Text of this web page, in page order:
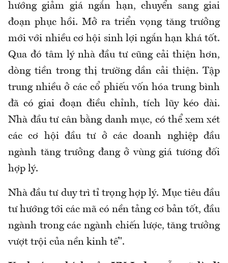
hướng giảm giá ngắn hạn, chuyển sang giai
đoạn phục hồi. Mở ra triển vọng tăng trưởng
mới với nhiều cơ hội sinh lợi ngắn hạn khá tốt.
Qua đó tâm lý nhà đầu tư cũng cải thiện hơn,
dòng tiền trong thị trường dần cải thiện. Tập
trung nhiều ở các cổ phiếu vốn hóa trung bình
đã có giai đoạn điều chỉnh, tích lũy kéo dài.
Nhà đầu tư cân bằng danh mục, có thể xem xét
các cơ hội đầu tư ở các doanh nghiệp đầu
ngành tăng trưởng đang ở vùng giá tương đối
hợp lý.
Nhà đầu tư duy trì tỉ trọng hợp lý. Mục tiêu đầu
tư hướng tới các mã có nền tảng cơ bản tốt, đầu
ngành trong các ngành chiến lược, tăng trưởng
vượt trội của nền kinh tế".